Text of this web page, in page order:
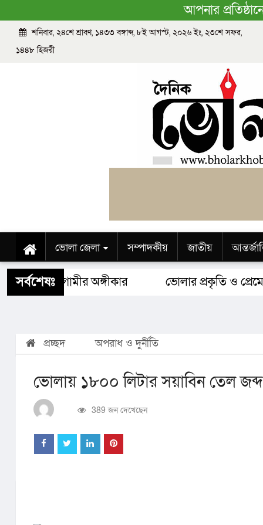
আপনার
শনিবার, ২৪শে শ্রাবণ, ১৪৩৩ বঙ্গাব্দ, ৮ই আগস্ট, ২০২৬ ইং, ২৩শে সফর,
১৪৪৮ হিজরী
ভোলা জেলা সম্পাদকীয় জাতীয়
শিক্ষাঙ্গন স্বাস্থ্য ধর্ম বিজ্ঞান ও প্রযুক্তি Buy
সর্বশেষঃ
ও আগামীর অঙ্গীকার​ ভোলার প্রকৃতি ও
প্রচ্ছদ অপরাধ ও দুর্নীতি
ভোলায় ১৮০০ লিটার সয়াবিন তেল জব্দ
389 জন দেখেছেন